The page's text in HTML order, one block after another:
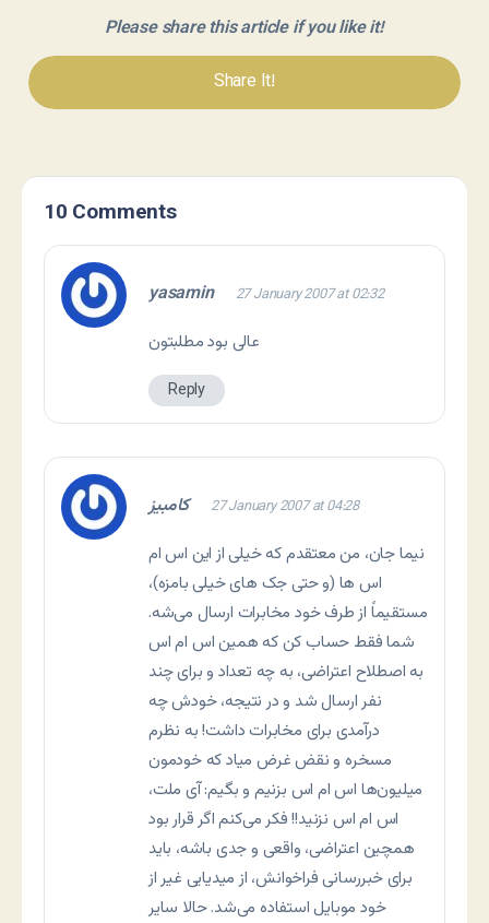
Please share this article if you like it!
Share It!
10 Comments
yasamin 27 January 2007 at 02:32
عالی بود مطلبتون
Reply
کامبیز 27 January 2007 at 04:28
نیما جان، من معتقدم که خیلی از این اس ام
اس ها (و حتی جک های خیلی بامزه)،
مستقیماً از طرف خود مخابرات ارسال می‌شه.
شما فقط حساب کن که همین اس ام اس
به اصطلاح اعتراضی،‌ به چه تعداد و برای چند
نفر ارسال شد و در نتیجه، خودش چه
درآمدی برای مخابرات داشت! به نظرم
مسخره و نقض غرض میاد که خودمون
میلیون‌ها اس ام اس بزنیم و بگیم: آی ملت،
اس ام اس نزنید!! فکر می‌کنم اگر قرار بود
همچین اعتراضی، واقعی و جدی باشه، باید
برای خبررسانی فراخوانش، از میدیایی غیر از
خود موبایل استفاده می‌شد. حالا سایر